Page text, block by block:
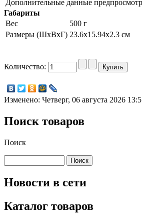
Дополнительные данные
Габариты
Вес
500 г
Размеры (ШхВхГ) 23.6x15.94x2.3 см
Количество:
Изменено: Четверг, 06 августа 2026
Поиск товаров
Поиск
Новости в сети
Каталог товаров